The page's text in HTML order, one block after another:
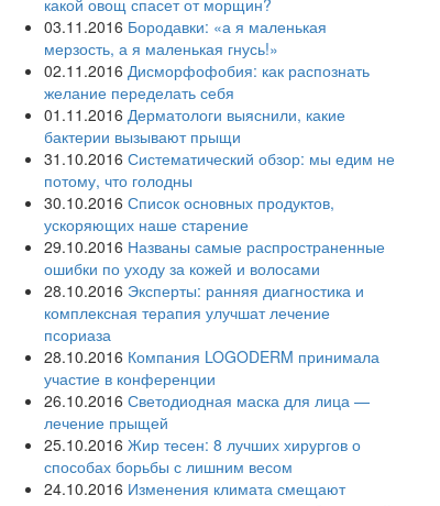
какой овощ спасет от морщин?
03.11.2016 Бородавки: «а я маленькая
мерзость, а я маленькая гнусь!»
02.11.2016 Дисморфофобия: как распознать
желание переделать себя
01.11.2016 Дерматологи выяснили, какие
бактерии вызывают прыщи
31.10.2016 Систематический обзор: мы едим не
потому, что голодны
30.10.2016 Список основных продуктов,
ускоряющих наше старение
29.10.2016 Названы самые распространенные
ошибки по уходу за кожей и волосами
28.10.2016 Эксперты: ранняя диагностика и
комплексная терапия улучшат лечение
псориаза
28.10.2016 Компания LOGODERM принимала
участие в конференции
26.10.2016 Светодиодная маска для лица —
лечение прыщей
25.10.2016 Жир тесен: 8 лучших хирургов о
способах борьбы с лишним весом
24.10.2016 Изменения климата смещают